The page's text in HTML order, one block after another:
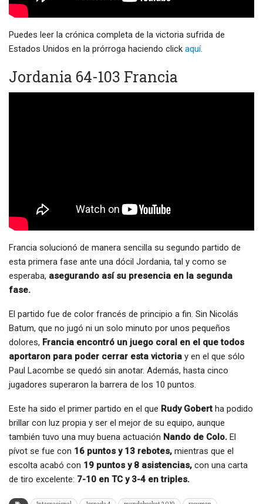
Puedes leer la crónica completa de la victoria sufrida de
Estados Unidos en la prórroga haciendo click aquí.
Jordania 64-103 Francia
Francia solucionó de manera sencilla su segundo partido de
esta primera fase ante una dócil Jordania, tal y como se
esperaba, asegurando así su presencia en la segunda
fase.
El partido fue de color francés de principio a fin. Sin Nicolás
Batum, que no jugó ni un solo minuto por unos pequeños
dolores, Francia encontró un juego coral en el que todos
aportaron para poder cerrar esta victoria y en el que sólo
Paul Lacombe se quedó sin anotar. Además, hasta cinco
jugadores superaron la barrera de los 10 puntos.
Este ha sido el primer partido en el que Rudy Gobert ha podido
brillar con luz propia y ser el mejor de su equipo, aunque
también tuvo una muy buena actuación Nando de Colo. El
pívot se fue con 16 puntos y 13 rebotes, mientras que el
escolta acabó con 19 puntos y 8 asistencias, con una carta
de tiro excelente: 7-10 en TC y 3-4 en triples.